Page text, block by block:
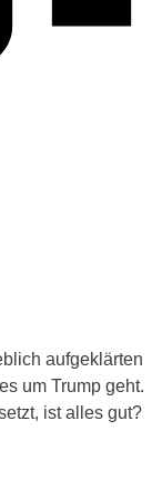
aufgeklärten
um Trump geht.
ist alles gut?